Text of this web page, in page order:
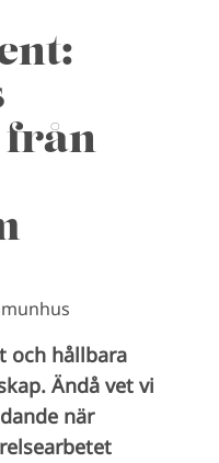
från
och hållbara
Ändå vet vi
när